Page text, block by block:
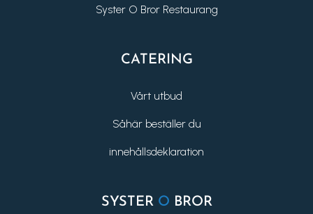
Syster O Bror Restaurang
CATERING
Vårt utbud
Såhär beställer du
innehållsdeklaration
SYSTER O BROR